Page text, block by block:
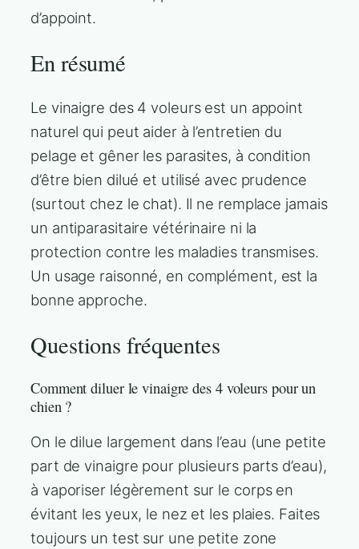
d’appoint.
En résumé
Le vinaigre des 4 voleurs est un appoint
naturel qui peut aider à l’entretien du
pelage et gêner les parasites, à condition
d’être bien dilué et utilisé avec prudence
(surtout chez le chat). Il ne remplace jamais
un antiparasitaire vétérinaire ni la
protection contre les maladies transmises.
Un usage raisonné, en complément, est la
bonne approche.
Questions fréquentes
Comment diluer le vinaigre des 4 voleurs pour un
chien ?
On le dilue largement dans l’eau (une petite
part de vinaigre pour plusieurs parts d’eau),
à vaporiser légèrement sur le corps en
évitant les yeux, le nez et les plaies. Faites
toujours un test sur une petite zone